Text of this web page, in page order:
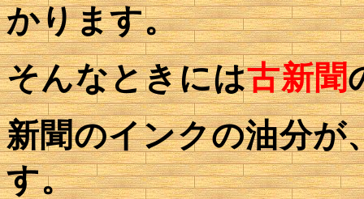
かります。
そんなときには古新聞
新聞のインクの油分が
す。